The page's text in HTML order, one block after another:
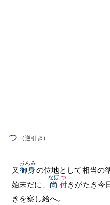
つ (逆引き)
又 御身
おんみ
の位地として相当の
始末だに、 尚
なほ
付
つ
きがたき今
きを察し給へ。